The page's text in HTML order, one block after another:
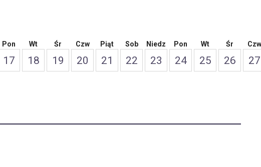
Pon
17
Wt
18
Śr
19
Czw
20
Piąt
21
Sob
22
Niedz
23
Pon
24
Wt
25
Śr
26
Czw
27